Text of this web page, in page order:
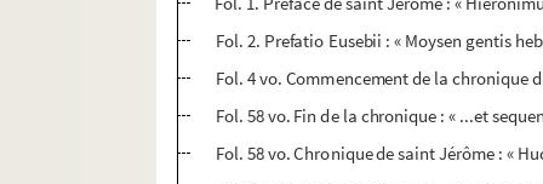
Fol. 2. Prefatio Eusebii : « Moysen gentis
Fol. 4 vo. Commencement de la chronique
Fol. 58 vo. Fin de la chronique : « ...et
Fol. 58 vo. Chronique de saint Jérôme : «